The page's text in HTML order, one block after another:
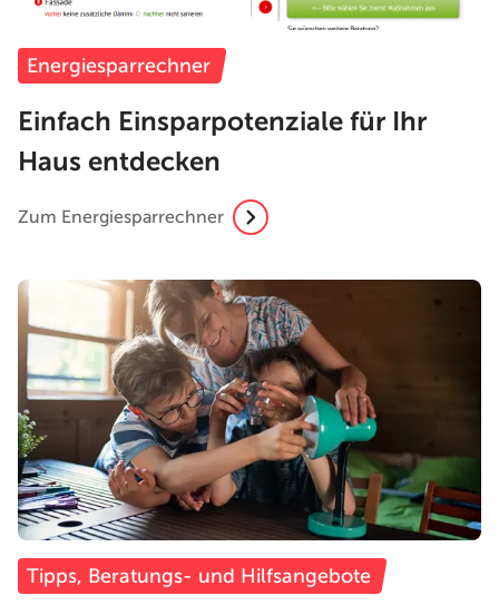
Energiesparrechner
Einfach Einsparpotenziale für Ihr
Haus entdecken
Zum Energiesparrechner
Tipps, Beratungs- und Hilfsangebote